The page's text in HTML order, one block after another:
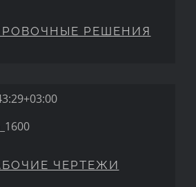
РЕШЕНИЯ
ЧЕРТЕЖИ
ЧЕРТЕЖИ